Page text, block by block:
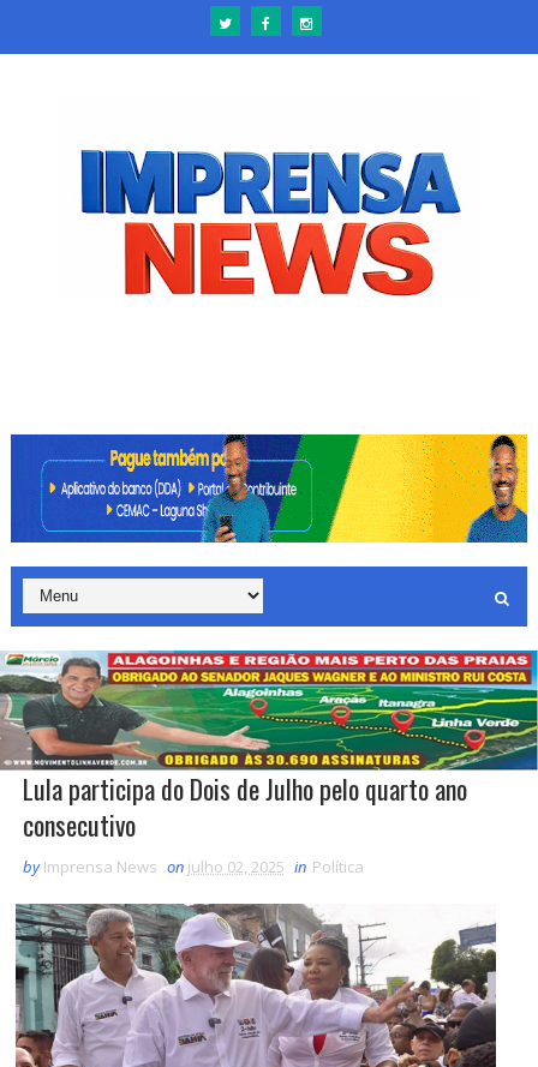
Lula participa do Dois de Julho pelo quarto ano
consecutivo
by Imprensa News on julho 02, 2025 in Política